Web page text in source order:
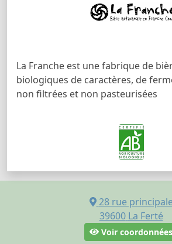
La Franche est une fabrique de
biologiques de caractères, de
non filtrées et non pasteurisées
28 rue principale
39600 La Ferté
Voir coordonnées